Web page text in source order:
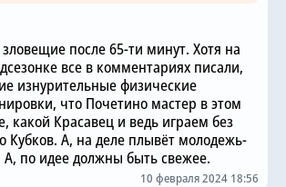
после 65-ти минут. Хотя на
все в комментариях писали,
изнурительные физические
что Почетино мастер в этом
какой Красавец и ведь играем без
Кубков. А, на деле плывёт молодежь-
А, по идее должны быть свежее.
10 февраля 2024 18:56